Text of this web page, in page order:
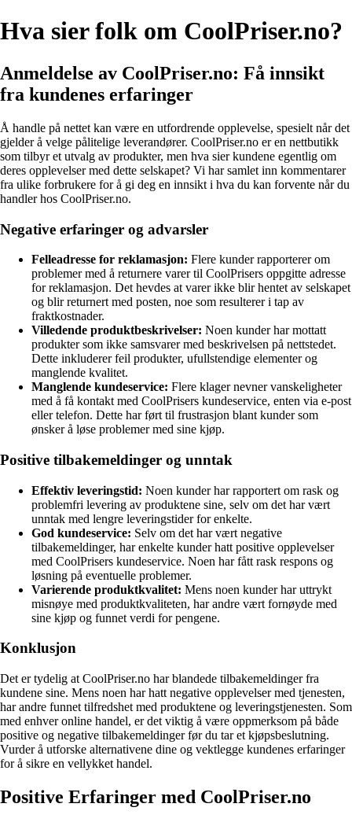
Hva sier folk om CoolPriser.no?
Anmeldelse av CoolPriser.no: Få innsikt
fra kundenes erfaringer
Å handle på nettet kan være en utfordrende opplevelse, spesielt når det
gjelder å velge pålitelige leverandører. CoolPriser.no er en nettbutikk
som tilbyr et utvalg av produkter, men hva sier kundene egentlig om
deres opplevelser med dette selskapet? Vi har samlet inn kommentarer
fra ulike forbrukere for å gi deg en innsikt i hva du kan forvente når du
handler hos CoolPriser.no.
Negative erfaringer og advarsler
Felleadresse for reklamasjon: Flere kunder rapporterer om
problemer med å returnere varer til CoolPrisers oppgitte adresse
for reklamasjon. Det hevdes at varer ikke blir hentet av selskapet
og blir returnert med posten, noe som resulterer i tap av
fraktkostnader.
Villedende produktbeskrivelser: Noen kunder har mottatt
produkter som ikke samsvarer med beskrivelsen på nettstedet.
Dette inkluderer feil produkter, ufullstendige elementer og
manglende kvalitet.
Manglende kundeservice: Flere klager nevner vanskeligheter
med å få kontakt med CoolPrisers kundeservice, enten via e-post
eller telefon. Dette har ført til frustrasjon blant kunder som
ønsker å løse problemer med sine kjøp.
Positive tilbakemeldinger og unntak
Effektiv leveringstid: Noen kunder har rapportert om rask og
problemfri levering av produktene sine, selv om det har vært
unntak med lengre leveringstider for enkelte.
God kundeservice: Selv om det har vært negative
tilbakemeldinger, har enkelte kunder hatt positive opplevelser
med CoolPrisers kundeservice. Noen har fått rask respons og
løsning på eventuelle problemer.
Varierende produktkvalitet: Mens noen kunder har uttrykt
misnøye med produktkvaliteten, har andre vært fornøyde med
sine kjøp og funnet verdi for pengene.
Konklusjon
Det er tydelig at CoolPriser.no har blandede tilbakemeldinger fra
kundene sine. Mens noen har hatt negative opplevelser med tjenesten,
har andre funnet tilfredshet med produktene og leveringstjenesten. Som
med enhver online handel, er det viktig å være oppmerksom på både
positive og negative tilbakemeldinger før du tar et kjøpsbeslutning.
Vurder å utforske alternativene dine og vektlegge kundenes erfaringer
for å sikre en vellykket handel.
Positive Erfaringer med CoolPriser.no